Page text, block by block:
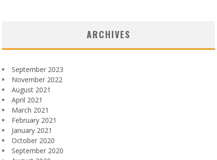
ARCHIVES
September 2023
November 2022
August 2021
April 2021
March 2021
February 2021
January 2021
October 2020
September 2020